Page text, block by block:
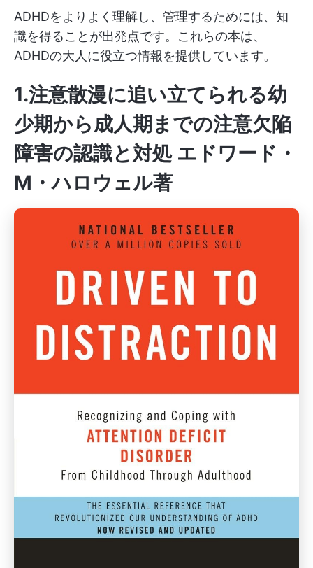
ADHDをよりよく理解し、管理するためには、知
識を得ることが出発点です。これらの本は、
ADHDの大人に役立つ情報を提供しています。
1.注意散漫に追い立てられる幼
少期から成人期までの注意欠陥
障害の認識と対処 エドワード・
M・ハロウェル著